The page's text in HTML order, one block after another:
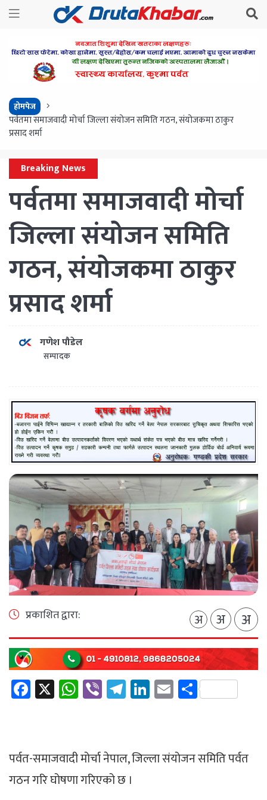
होमपेज
पर्वतमा समाजवादी मोर्चा जिल्ला संयोजन समिति गठन, संयोजकमा ठाकुर
प्रसाद शर्मा
Breaking News
पर्वतमा समाजवादी मोर्चा
जिल्ला संयोजन समिति
गठन, संयोजकमा ठाकुर
प्रसाद शर्मा
गणेश पौडेल
सम्पादक
प्रकाशित द्वारा: अ अ अ
Facebook
X WhatsApp
ViberTelegram
LinkedIn
EmailShare
पर्वत-समाजवादी मोर्चा नेपाल, जिल्ला संयोजन समिति पर्वत
गठन गरि घोषणा गरिएको छ ।